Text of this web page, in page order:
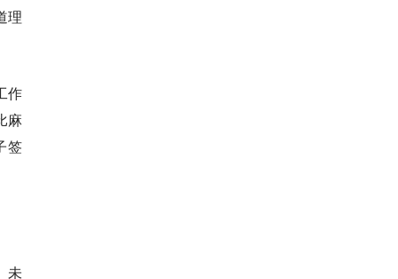
理
作
麻
签
未